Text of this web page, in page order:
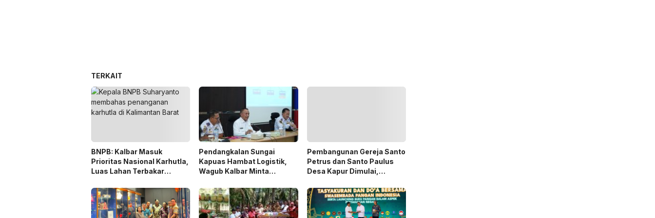
TERKAIT
BNPB: Kalbar Masuk
Prioritas Nasional Karhutla,
Luas Lahan Terbakar
Pendangkalan Sungai
Kapuas Hambat Logistik,
Wagub Kalbar Minta
Pembangunan Gereja Santo
Petrus dan Santo Paulus
Desa Kapur Dimulai,
Akses Jalan